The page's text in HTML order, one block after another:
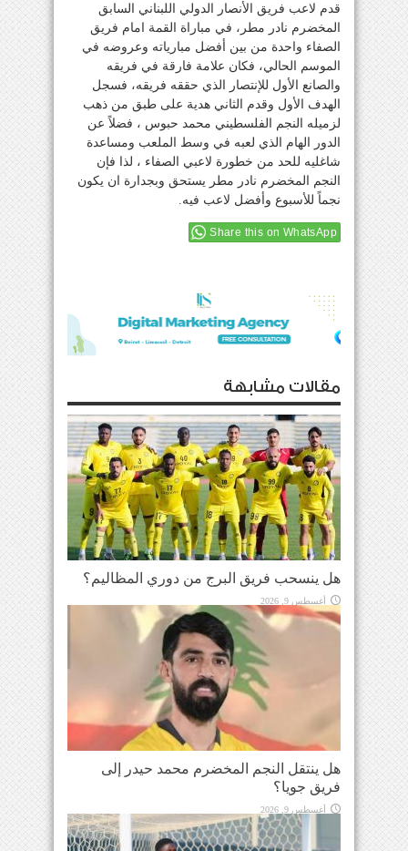
قدم لاعب فريق الأنصار الدولي اللبناني السابق
المخضرم نادر مطر، في مباراة القمة امام فريق
الصفاء واحدة من بين أفضل مبارياته وعروضه في
الموسم الحالي، فكان علامة فارقة في فريقه
والصانع الأول للإنتصار الذي حققه فريقه، فسجل
الهدف الأول وقدم الثاني هدية على طبق من ذهب
لزميله النجم الفلسطيني محمد حبوس ، فضلاً عن
الدور الهام الذي لعبه في وسط الملعب ومساعدة
شاغليه للحد من خطورة لاعبي الصفاء ، لذا فإن
النجم المخضرم نادر مطر يستحق وبجدارة ان يكون
نجماً للأسبوع وأفضل لاعب فيه.
Share this on WhatsApp
مقالات مشابهة
هل ينسحب فريق البرج من دوري المظاليم؟
أغسطس 9, 2026
هل ينتقل النجم المخضرم محمد حيدر إلى
فريق جويا؟
أغسطس 9, 2026